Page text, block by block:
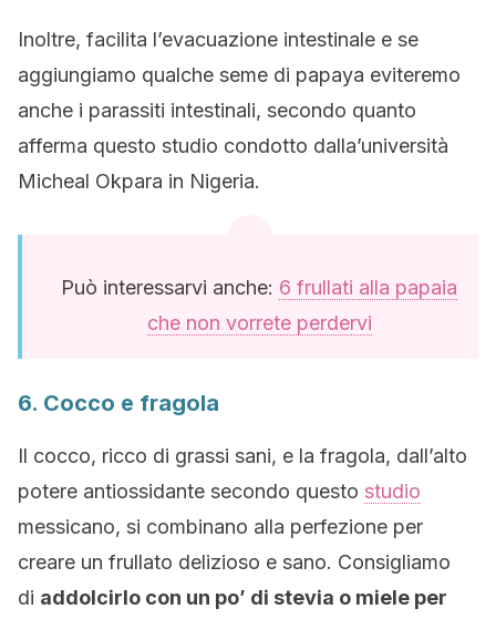
Inoltre, facilita l’evacuazione intestinale e se
aggiungiamo qualche seme di papaya eviteremo
anche i parassiti intestinali, secondo quanto
afferma questo studio condotto dalla’università
Micheal Okpara in Nigeria.
Può interessarvi anche: 6 frullati alla papaia
che non vorrete perdervi
6. Cocco e fragola
Il cocco, ricco di grassi sani, e la fragola, dall’alto
potere antiossidante secondo questo studio
messicano, si combinano alla perfezione per
creare un frullato delizioso e sano. Consigliamo
di addolcirlo con un po’ di stevia o miele per